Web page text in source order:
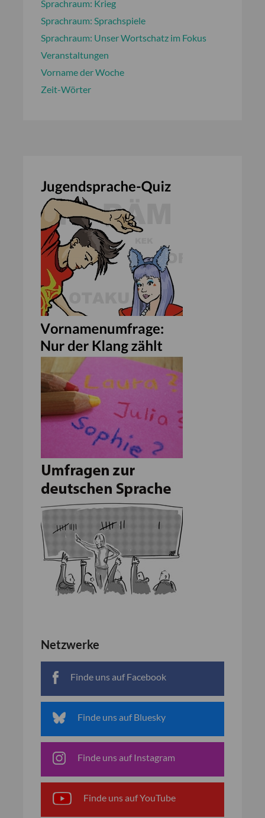
Sprachraum: Krieg
Sprachraum: Sprachspiele
Sprachraum: Unser Wortschatz im Fokus
Veranstaltungen
Vorname der Woche
Zeit-Wörter
Netzwerke
Finde uns auf Facebook
Finde uns auf Bluesky
Finde uns auf Instagram
Finde uns auf YouTube